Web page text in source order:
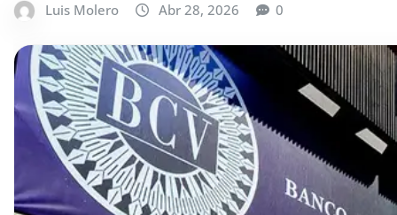
Luis Molero Abr 28, 2026 0